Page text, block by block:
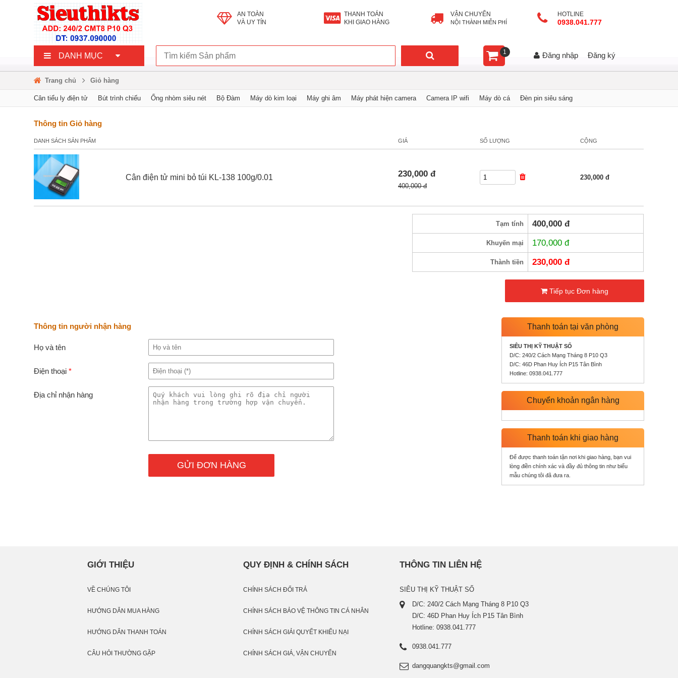
AN TOÀN
VÀ UY TÍN
THANH TOÁN
KHI GIAO HÀNG
VẬN CHUYỂN
NỘI THÀNH MIỄN PHÍ
HOTLINE
0938.041.777
DANH MỤC 1 Đăng nhập Đăng ký
Trang chủ Giỏ hàng
Cân tiểu ly điện tử Bút trình chiếu Ống nhòm siêu nét Bộ Đàm Máy dò kim loại Máy ghi âm Máy phát hiện camera Camera IP wifi Máy dò cá Đèn pin siêu sáng
Thông tin Giỏ hàng
DANH SÁCH SẢN PHẨM GIÁ SỐ LƯỢNG CỘNG
Cân điện tử mini bỏ túi KL-138 100g/0.01 230,000 đ
400,000 đ
230,000 đ
Tạm tính 400,000 đ
Khuyến mại 170,000 đ
Thành tiền 230,000 đ
Tiếp tục Đơn hàng
Thông tin người nhận hàng
Họ và tên
Điện thoại*
Địa chỉ nhận hàng
Thanh toán tại văn phòng
SIÊU THỊ KỸ THUẬT SỐ
D/C: 240/2 Cách Mạng Tháng 8 P10 Q3
D/C: 46D Phan Huy Ích P15 Tân Bình
Hotline: 0938.041.777
Chuyển khoản ngân hàng
Thanh toán khi giao hàng
Để được thanh toán tận nơi khi giao hàng, bạn vui
lòng điền chính xác và đầy đủ thông tin như biểu
mẫu chúng tôi đã đưa ra.
GIỚI THIỆU
VỀ CHÚNG TÔI
HƯỚNG DẪN MUA HÀNG
HƯỚNG DẪN THANH TOÁN
CÂU HỎI THƯỜNG GẶP
QUY ĐỊNH & CHÍNH SÁCH
CHÍNH SÁCH ĐỔI TRẢ
CHÍNH SÁCH BẢO VỆ THÔNG TIN CÁ NHÂN
CHÍNH SÁCH GIẢI QUYẾT KHIẾU NẠI
CHÍNH SÁCH GIÁ, VẬN CHUYỂN
THÔNG TIN LIÊN HỆ
SIÊU THỊ KỸ THUẬT SỐ
D/C: 240/2 Cách Mạng Tháng 8 P10 Q3
D/C: 46D Phan Huy Ích P15 Tân Bình
Hotline: 0938.041.777
0938.041.777
dangquangkts@gmail.com